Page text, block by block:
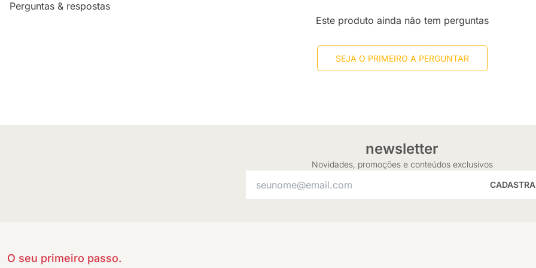
Perguntas & respostas
Este produto ainda não tem perguntas
SEJA O PRIMEIRO A PERGUNTAR
newsletter
Novidades, promoções e conteúdos exclusivos
O seu primeiro passo.